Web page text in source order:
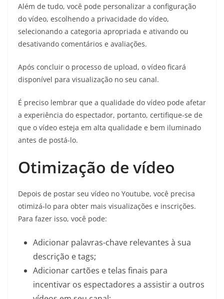
Além de tudo, você pode personalizar a configuração
do vídeo, escolhendo a privacidade do vídeo,
selecionando a categoria apropriada e ativando ou
desativando comentários e avaliações.
Após concluir o processo de upload, o vídeo ficará
disponível para visualização no seu canal.
É preciso lembrar que a qualidade do vídeo pode afetar
a experiência do espectador, portanto, certifique-se de
que o vídeo esteja em alta qualidade e bem iluminado
antes de postá-lo.
Otimização de vídeo
Depois de postar seu vídeo no Youtube, você precisa
otimizá-lo para obter mais visualizações e inscrições.
Para fazer isso, você pode:
Adicionar palavras-chave relevantes à sua
descrição e tags;
Adicionar cartões e telas finais para
incentivar os espectadores a assistir a outros